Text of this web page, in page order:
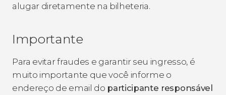
alugar diretamente na bilheteria.
Importante
Para evitar fraudes e garantir seu ingresso, é
muito importante que você informe o
endereço de email do participante responsável